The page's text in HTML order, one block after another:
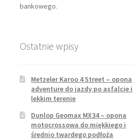
bankowego.
Ostatnie wpisy
Metzeler Karoo 4 Street – opona
adventure do jazdy po asfalcie i
lekkim terenie
Dunlop Geomax MX34 – opona
motocrossowa do miękkiego i
średnio twardego podłoża